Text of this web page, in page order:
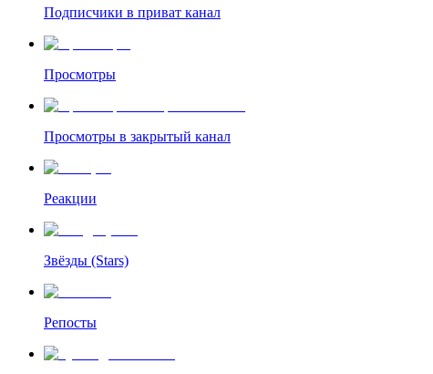
Подписчики в приват канал
Просмотры
Просмотры в закрытый канал
Реакции
Звёзды (Stars)
Репосты